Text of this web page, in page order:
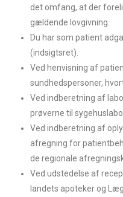
det omfang, at der
gældende lovgivning.
Du har som patient
(indsigtsret).
Ved henvisning af
sundhedspersoner,
Ved indberetning af
prøverne til
Ved indberetning af
afregning for
de regionale
Ved udstedelse af
landets apoteker og